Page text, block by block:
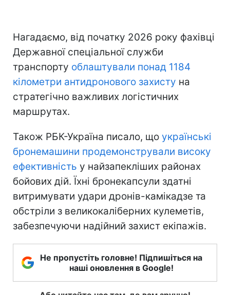
Нагадаємо, від початку 2026 року фахівці
Державної спеціальної служби
транспорту облаштували понад 1184
кілометри антидронового захисту на
стратегічно важливих логістичних
маршрутах.
Також РБК-Україна писало, що українські
бронемашини продемонстрували високу
ефективність у найзапекліших районах
бойових дій. Їхні бронекапсули здатні
витримувати удари дронів-камікадзе та
обстріли з великокаліберних кулеметів,
забезпечуючи надійний захист екіпажів.
Не пропустіть головне! Підпишіться на
наші оновлення в Google!